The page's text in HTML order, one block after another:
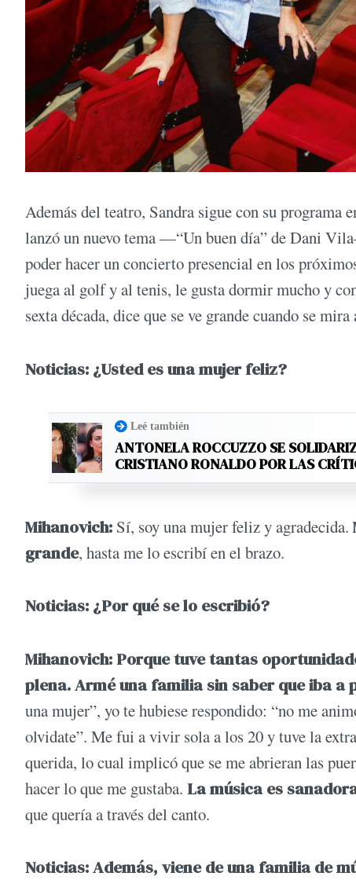
Además del teatro, Sandra sigue con su programa
lanzó un nuevo tema —“Un buen día” de Dani
poder hacer un concierto presencial en los
juega al golf y al tenis, le gusta dormir mucho y
sexta década, dice que se ve grande cuando se
Noticias: ¿Usted es una mujer feliz?
Leé también
ANTONELA ROCCUZZO SE
CRISTIANO RONALDO POR LAS
Mihanovich: Sí, soy una mujer feliz y agradecida.
grande, hasta me lo escribí en el brazo.
Noticias: ¿Por qué se lo escribió?
Mihanovich: Porque tuve tantas
plena. Armé una familia sin saber que iba
una mujer”, yo te hubiese respondido: “no me
olvidate”. Me fui a vivir sola a los 20 y tuve la
querida, lo cual implicó que se me abrieran las
hacer lo que me gustaba. La música es
que quería a través del canto.
Noticias: Además, viene de una familia de